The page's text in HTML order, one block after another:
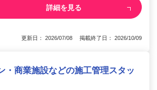
詳細を見る
更新日： 2026/07/08 掲載終了日： 2026/10/09
・商業施設などの施工管理スタッ